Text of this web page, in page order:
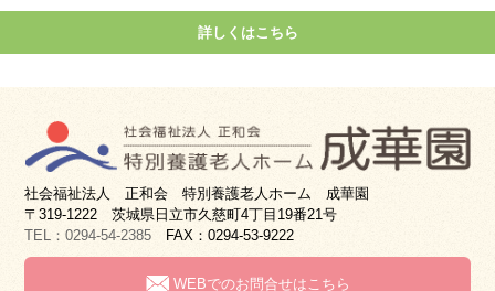
詳しくはこちら
社会福祉法人 正和会 特別養護老人ホーム 成華園
〒319-1222 茨城県日立市久慈町4丁目19番21号
TEL：0294-54-2385 FAX：0294-53-9222
WEBでのお問合せはこちら